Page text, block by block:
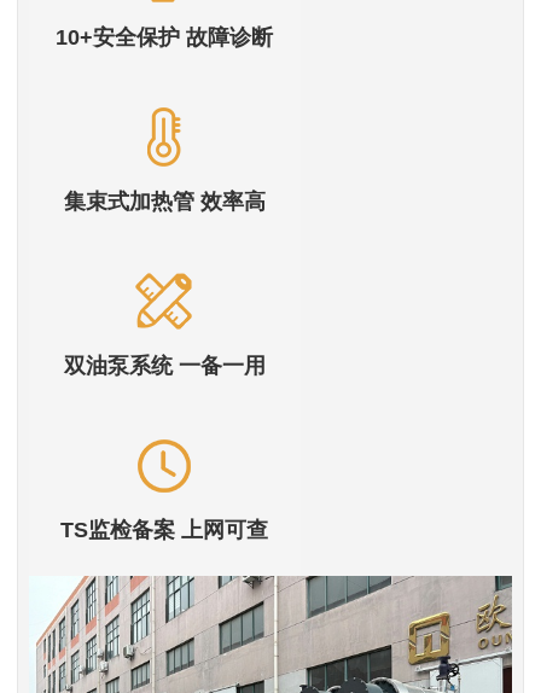
10+安全保护 故障诊断
集束式加热管 效率高
双油泵系统 一备一用
TS监检备案 上网可查